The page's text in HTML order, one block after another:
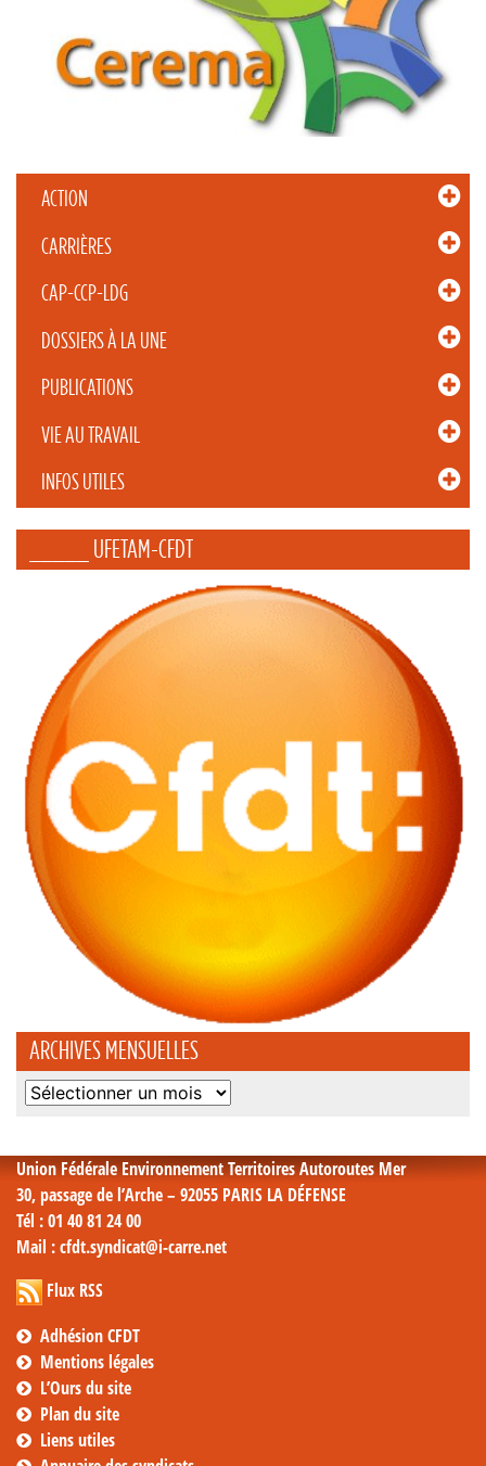
ACTION
CARRIÈRES
CAP-CCP-LDG
DOSSIERS À LA UNE
PUBLICATIONS
VIE AU TRAVAIL
INFOS UTILES
_____ UFETAM-CFDT
ARCHIVES MENSUELLES
Archives
Union Fédérale Environnement Territoires Autoroutes Mer
30, passage de l’Arche – 92055 PARIS LA DÉFENSE
Tél : 01 40 81 24 00
Mail : cfdt.syndicat@i-carre.net
Flux RSS
Adhésion CFDT
Mentions légales
L’Ours du site
Plan du site
Liens utiles